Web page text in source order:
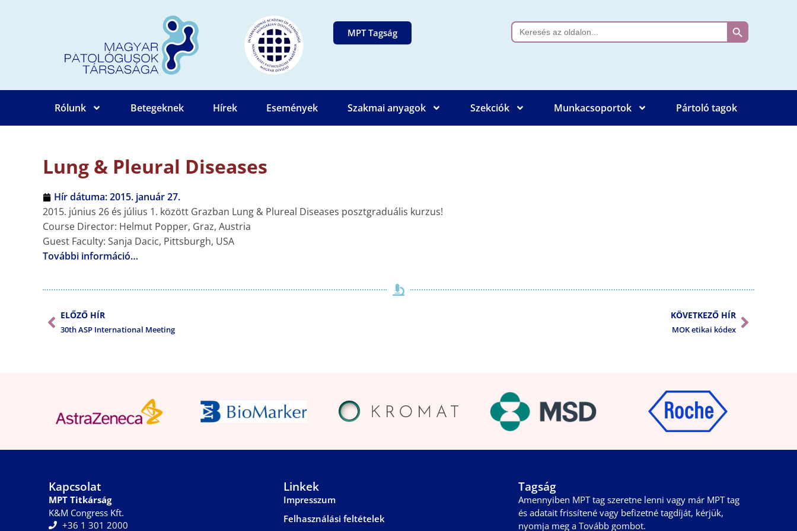
MPT Tagság
Search
for:
Search Button
Rólunk Betegeknek Hírek Események Szakmai anyagok Szekciók Munkacsoportok Pártoló tagok
Lung & Pleural Diseases
Hír dátuma:2015. január 27.
2015. június 26 és július 1. között Grazban Lung & Plureal Diseases posztgraduális kurzus!
Course Director: Helmut Popper, Graz, Austria
Guest Faculty: Sanja Dacic, Pittsburgh, USA
További információ…
ELŐZŐ HÍR
30th ASP International Meeting
KÖVETKEZŐ HÍR
MOK etikai kódex
Kapcsolat
MPT Titkárság
K&M Congress Kft.
+36 1 301 2000
Linkek
Impresszum
Felhasználási feltételek
Tagság
Amennyiben MPT tag szeretne lenni vagy már MPT tag
és adatait frissítené vagy befizetné tagdíját, kérjük,
nyomja meg a Tovább gombot.